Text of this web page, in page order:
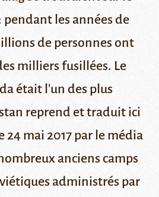
les années de
de personnes ont
milliers fusillées. Le
était l'un des plus
reprend et traduit ici
24 mai 2017 par le média
anciens camps
administrés par